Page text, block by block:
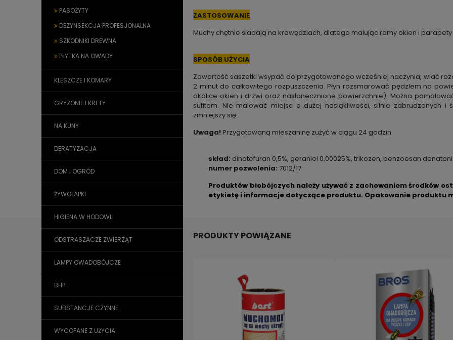
PASOŻYTY
DEZYNSEKCJA PROFESJONALNA
SZKODNIKI DREWNA
PŁYTKA NA OWADY
KLESZCZE I KOMARY
GRYZONIE I KRETY
NA KUNY
DERATYZACJA
DOM I OGRÓD
ŻYWOŁAPKI
HIGIENA W HODOWLI
ODSTRASZACZE ZWIERZĄT
LAMPY OWADOBÓJCZE
BHP
SUBSTANCJE CZYNNE
WYCOFANE Z UŻYCIA
ZASTOSOWANIE
Muchy chętnie siadają na krawędziach, dlatego malując ramy okien i
SPOSÓB UŻYCIA
Zawartość saszetki wsypać do przygotowanego wcześniej naczynia, wlać
2 minut do całkowitego rozpuszczenia. Płyn rozsmarować pędzlem na
okolice okien i drzwi oraz nasłonecznione powierzchnie). Można
sufitem. Nie malować miejsc o dużej nasiąkliwości, silnie zabrudzonych i
zmniejszy się.
Uwaga! Przygotowaną mieszaninę zużyć w ciągu 24 godzin.
skład: dinotefuran 0,5%, geraniol 0,00025%, trikozen, benzoesan
numer pozwolenia: 7012/17
Produktów biobójczych należy używać z zachowaniem środków
etykietę i informacje dotyczące produktu. Opakowanie produktu
PRODUKTY POWIĄZANE